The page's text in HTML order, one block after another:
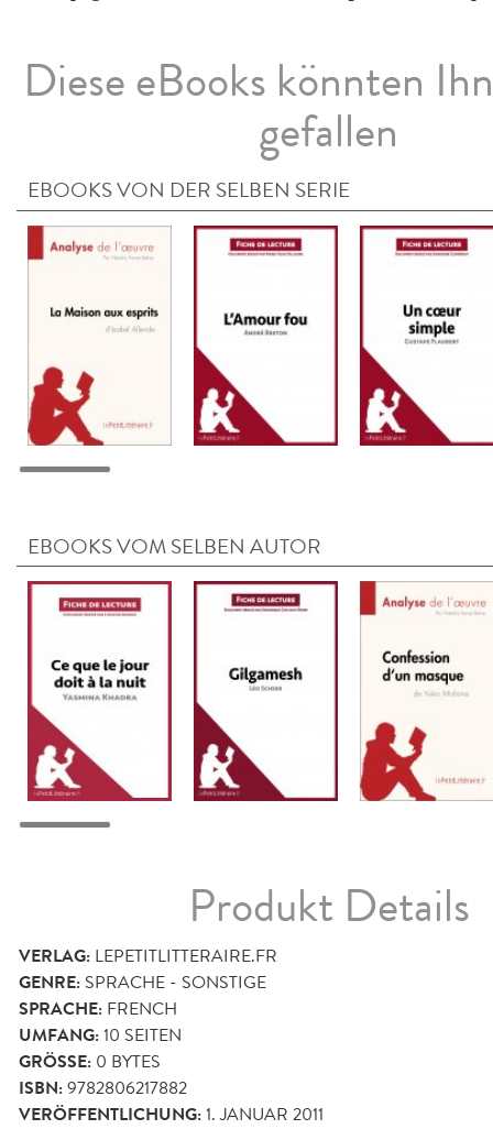
Diese eBooks könnten
gefallen
EBOOKS VON DER SELBEN SERIE
EBOOKS VOM SELBEN AUTOR
Produkt Details
VERLAG: LEPETITLITTERAIRE.FR
GENRE: SPRACHE - SONSTIGE
SPRACHE: FRENCH
UMFANG:10 SEITEN
GRÖSSE: 0 BYTES
ISBN:9782806217882
VERÖFFENTLICHUNG:1. JANUAR 2011